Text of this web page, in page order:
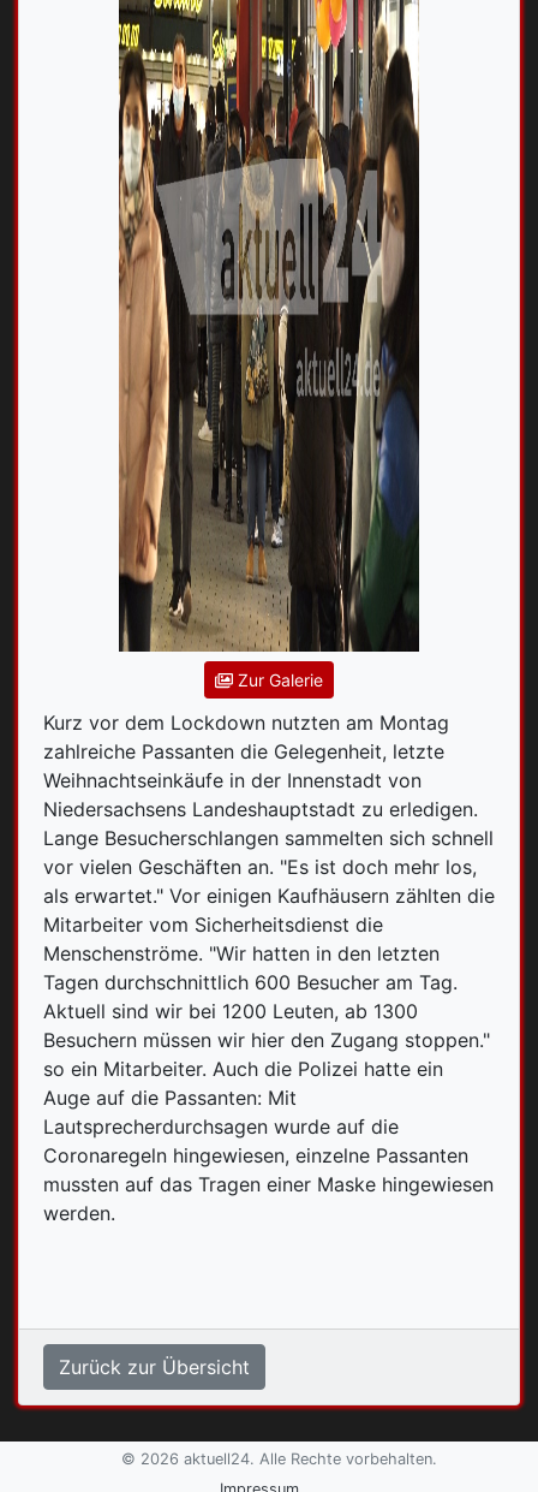
Zur Galerie
Kurz vor dem Lockdown nutzten am Montag
zahlreiche Passanten die Gelegenheit, letzte
Weihnachtseinkäufe in der Innenstadt von
Niedersachsens Landeshauptstadt zu erledigen.
Lange Besucherschlangen sammelten sich schnell
vor vielen Geschäften an. "Es ist doch mehr los,
als erwartet." Vor einigen Kaufhäusern zählten die
Mitarbeiter vom Sicherheitsdienst die
Menschenströme. "Wir hatten in den letzten
Tagen durchschnittlich 600 Besucher am Tag.
Aktuell sind wir bei 1200 Leuten, ab 1300
Besuchern müssen wir hier den Zugang stoppen."
so ein Mitarbeiter. Auch die Polizei hatte ein
Auge auf die Passanten: Mit
Lautsprecherdurchsagen wurde auf die
Coronaregeln hingewiesen, einzelne Passanten
mussten auf das Tragen einer Maske hingewiesen
werden.
Zurück zur Übersicht
© 2026 aktuell24. Alle Rechte vorbehalten.